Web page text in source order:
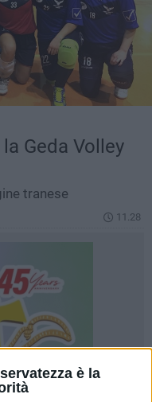
è la
Geda Volley
tranese
11.28